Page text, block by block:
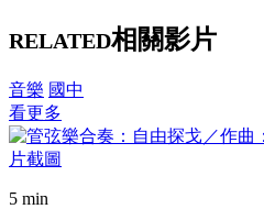
RELATED相關影片
音樂 國中
看更多
5 min